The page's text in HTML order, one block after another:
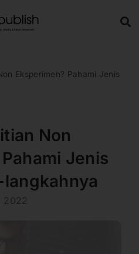
Eksperimen? Pahami Jenis
Non
Jenis
2022